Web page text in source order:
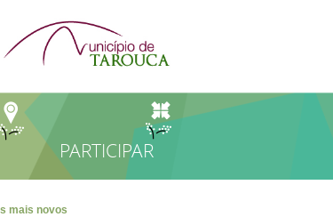
PARTICIPAR
mais novos